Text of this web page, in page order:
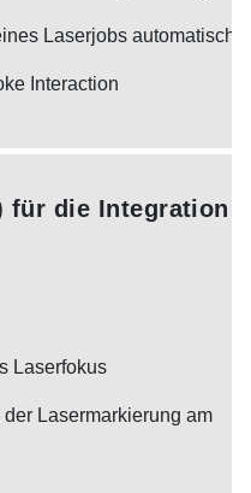
Laserjobs automatisch
Interaction
für die Integration
Laserfokus
Lasermarkierung am